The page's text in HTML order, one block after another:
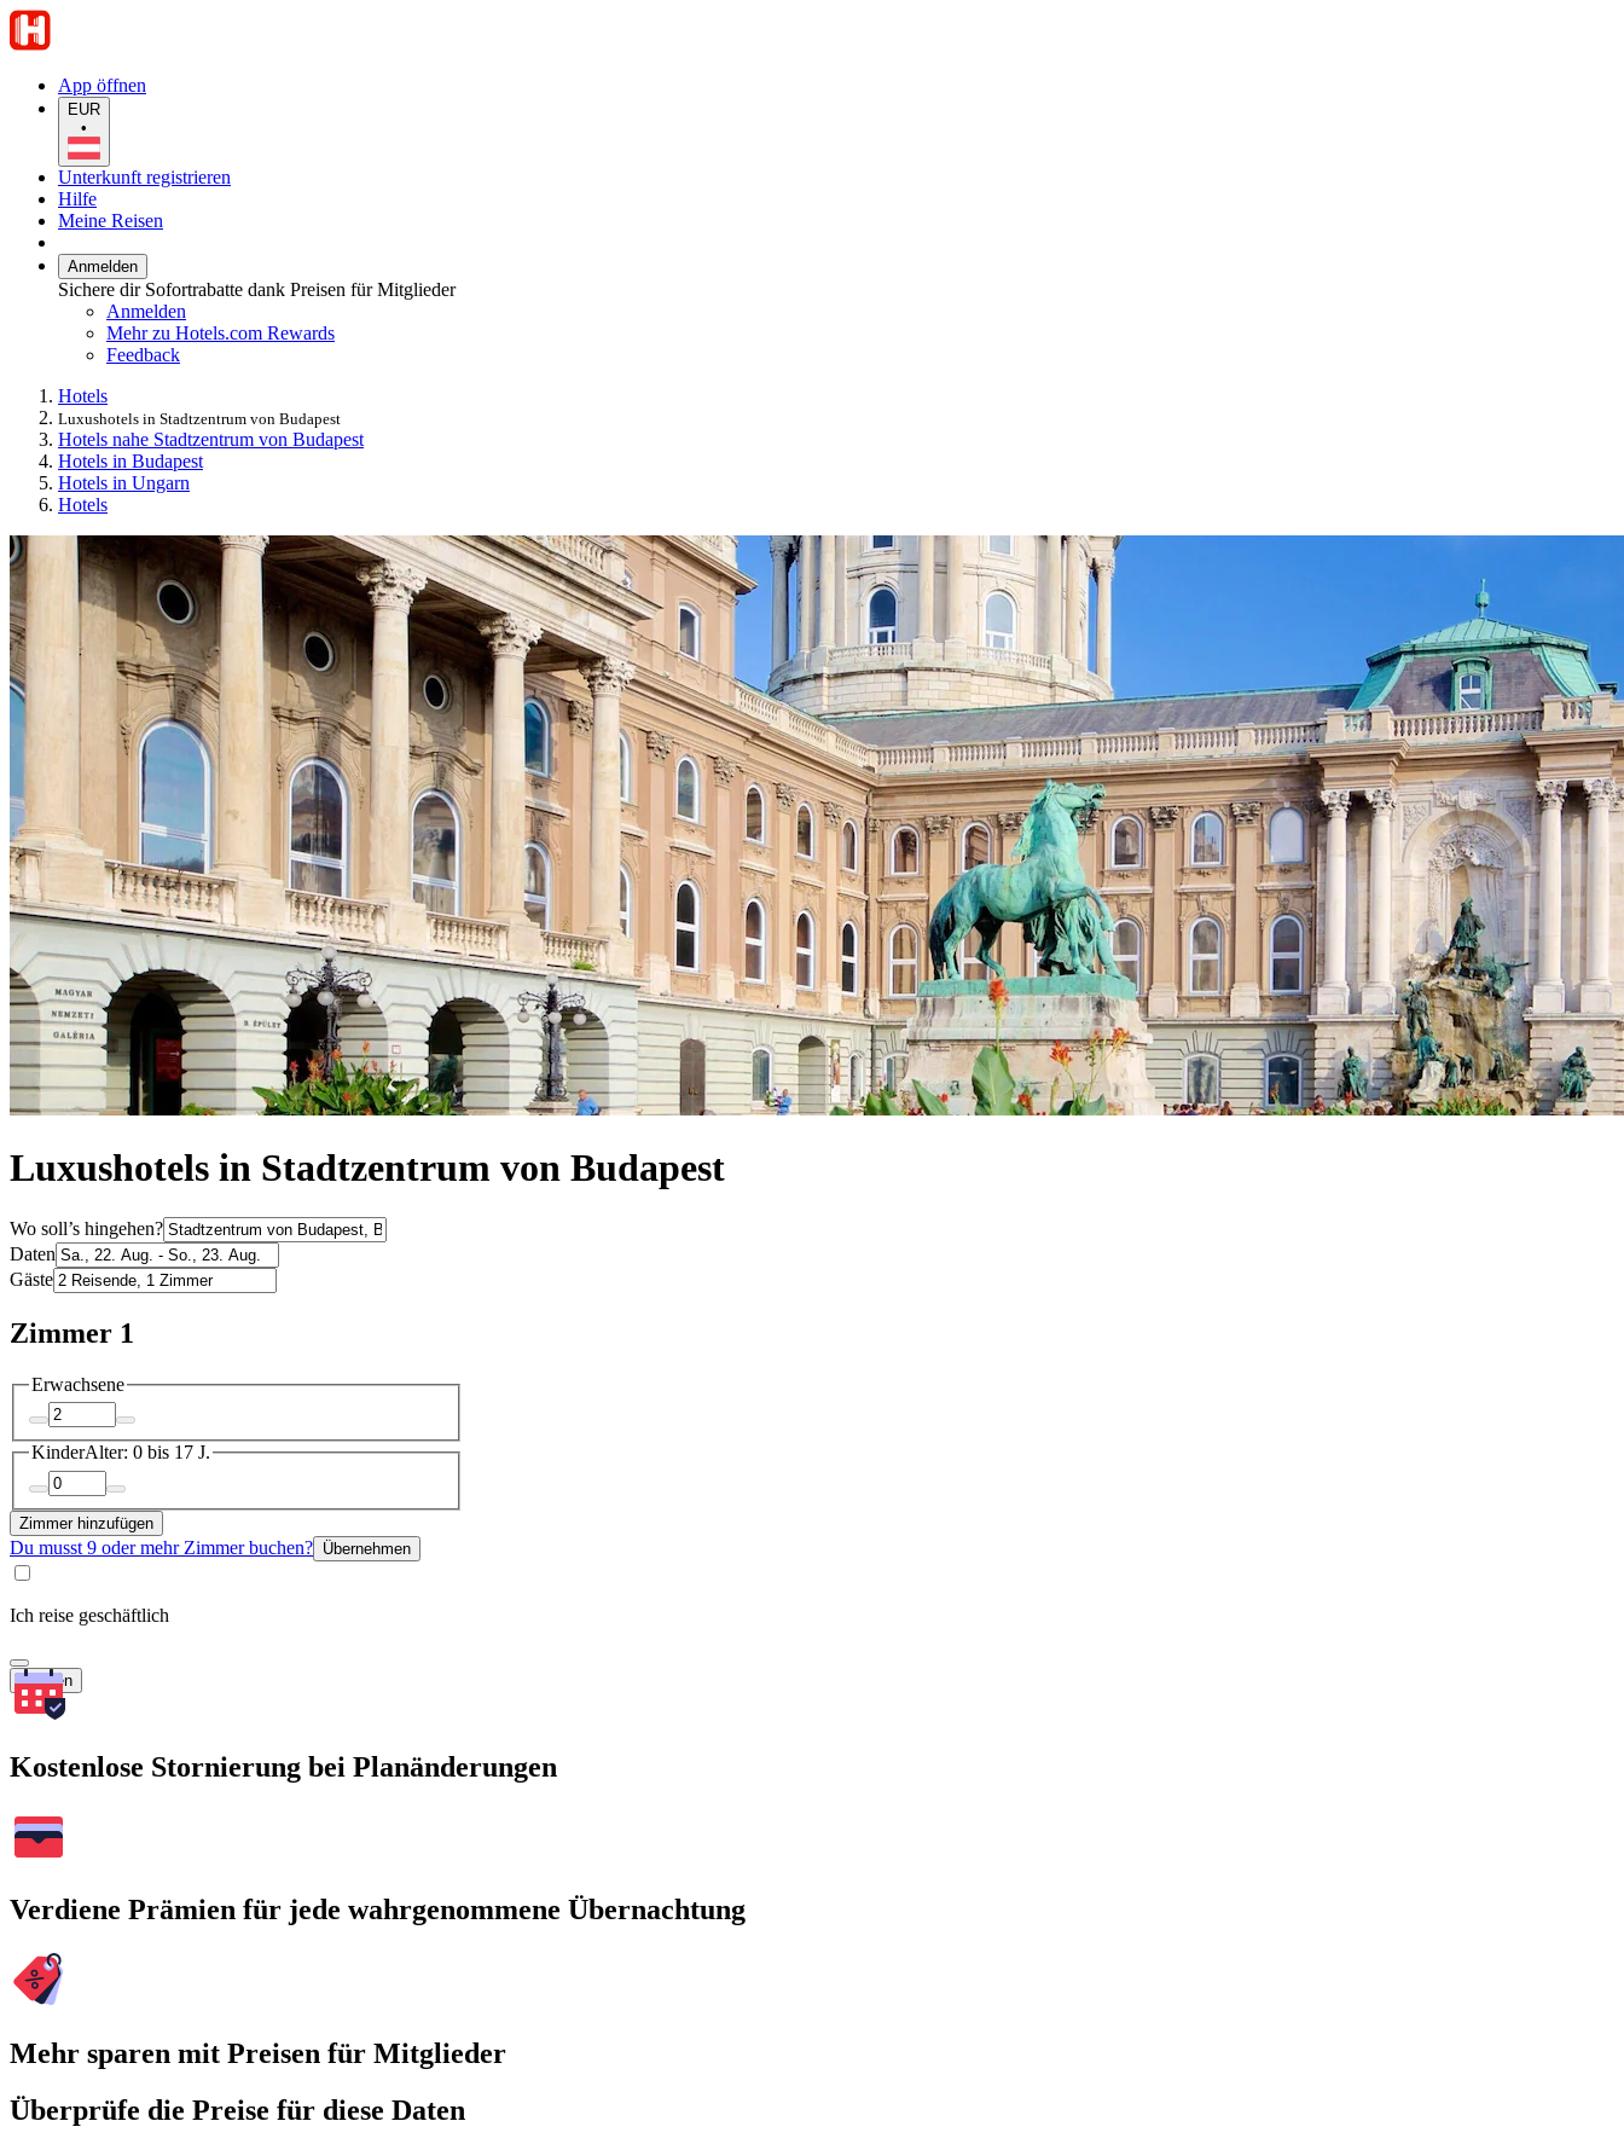
App öffnen
EUR
•
Unterkunft registrieren
Hilfe
Meine Reisen
Anmelden
Sichere dir Sofortrabatte dank Preisen für Mitglieder
Anmelden
Mehr zu Hotels.com Rewards
Feedback
Hotels
Luxushotels in Stadtzentrum von Budapest
Hotels nahe Stadtzentrum von Budapest
Hotels in Budapest
Hotels in Ungarn
Hotels
Luxushotels in Stadtzentrum von Budapest
Wo soll’s hingehen?
Daten
Gäste
Zimmer 1
Erwachsene
KinderAlter: 0 bis 17 J.
Zimmer hinzufügen
Du musst 9 oder mehr Zimmer buchen? Übernehmen
Ich reise geschäftlich
Suchen
Kostenlose Stornierung bei Planänderungen
Verdiene Prämien für jede wahrgenommene Übernachtung
Mehr sparen mit Preisen für Mitglieder
Überprüfe die Preise für diese Daten